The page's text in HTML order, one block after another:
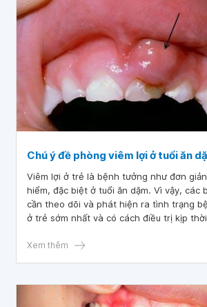
Chú ý đề phòng viêm lợi ở tuổi ăn
Viêm lợi ở trẻ là bệnh tưởng như đơn
hiểm, đặc biệt ở tuổi ăn dặm. Vì vậy, các
cần theo dõi và phát hiện ra tình trạng
ở trẻ sớm nhất và có cách điều trị kịp
Xem thêm